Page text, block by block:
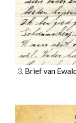
3. Brief van